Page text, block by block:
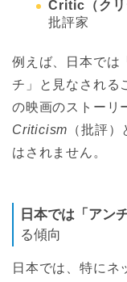
Critic（クリ
批評家
例えば、日本では
チ」と見なされる
の映画のストーリ
Criticism （批評
はされません。
日本では「アン
る傾向
日本では、特にネ